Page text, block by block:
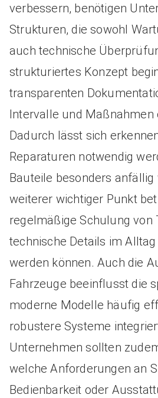
verbessern, benötigen
Strukturen, die sowohl
auch technische
strukturiertes Konzept
transparenten
Intervalle und Maßnahmen
Dadurch lässt sich
Reparaturen notwendig
Bauteile besonders anfällig
weiterer wichtiger Punkt
regelmäßige Schulung von
technische Details im
werden können. Auch die
Fahrzeuge beeinflusst die
moderne Modelle häufig
robustere Systeme
Unternehmen sollten
welche Anforderungen an
Bedienbarkeit oder